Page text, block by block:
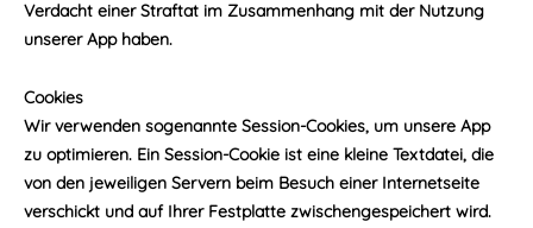
Verdacht einer Straftat im Zusammenhang mit der Nutzung
unserer App haben.
Cookies
Wir verwenden sogenannte Session-Cookies, um unsere App
zu optimieren. Ein Session-Cookie ist eine kleine Textdatei, die
von den jeweiligen Servern beim Besuch einer Internetseite
verschickt und auf Ihrer Festplatte zwischengespeichert wird.